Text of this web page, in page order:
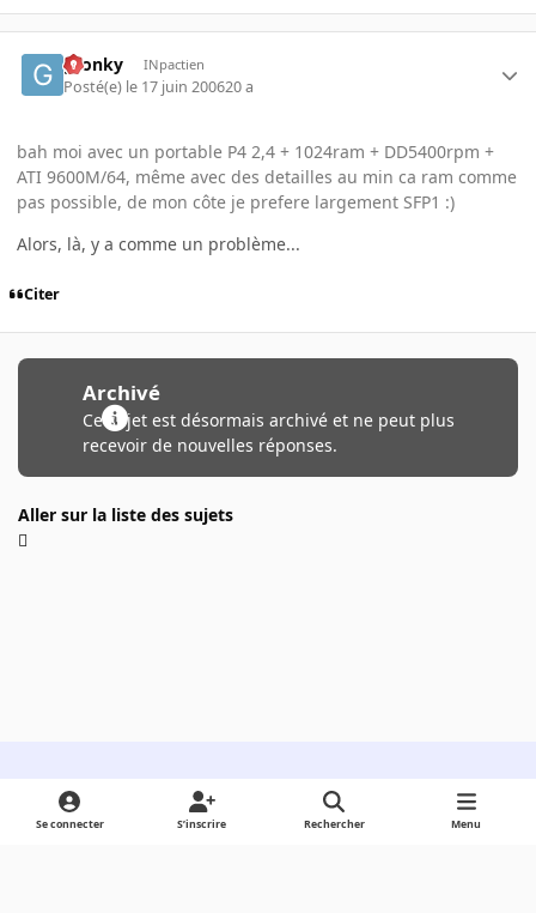
gronky INpactien
Posté(e) le 17 juin 200620 a
bah moi avec un portable P4 2,4 + 1024ram + DD5400rpm +
ATI 9600M/64, même avec des detailles au min ca ram comme
pas possible, de mon côte je prefere largement SFP1 :)
Alors, là, y a comme un problème...
Citer
Archivé
Ce sujet est désormais archivé et ne peut plus
recevoir de nouvelles réponses.
Aller sur la liste des sujets
Light ModeDark ModeSystem Preference
Se connecter S’inscrire Rechercher Menu